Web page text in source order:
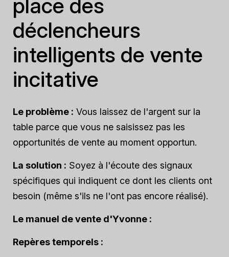
place des
déclencheurs
intelligents de vente
incitative
Le problème : Vous laissez de l'argent sur la
table parce que vous ne saisissez pas les
opportunités de vente au moment opportun.
La solution : Soyez à l'écoute des signaux
spécifiques qui indiquent ce dont les clients ont
besoin (même s'ils ne l'ont pas encore réalisé).
Le manuel de vente d'Yvonne :
Repères temporels :